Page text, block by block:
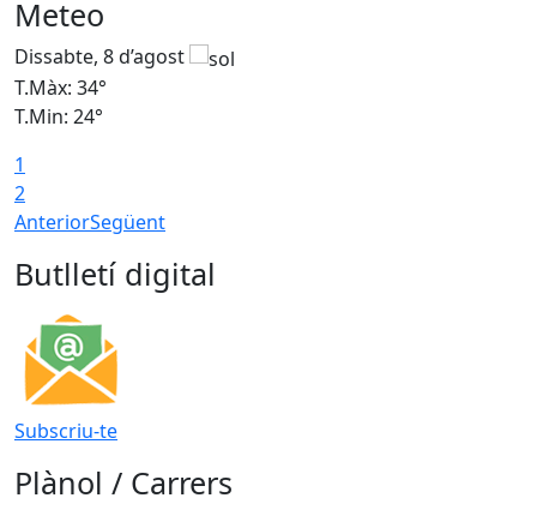
Meteo
Dissabte, 8 d’agost
T.Màx: 34°
T.Min: 24°
1
2
AnteriorSegüent
Butlletí digital
Subscriu-te
Plànol / Carrers